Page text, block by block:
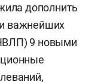
дополнить
важнейших
9 новыми